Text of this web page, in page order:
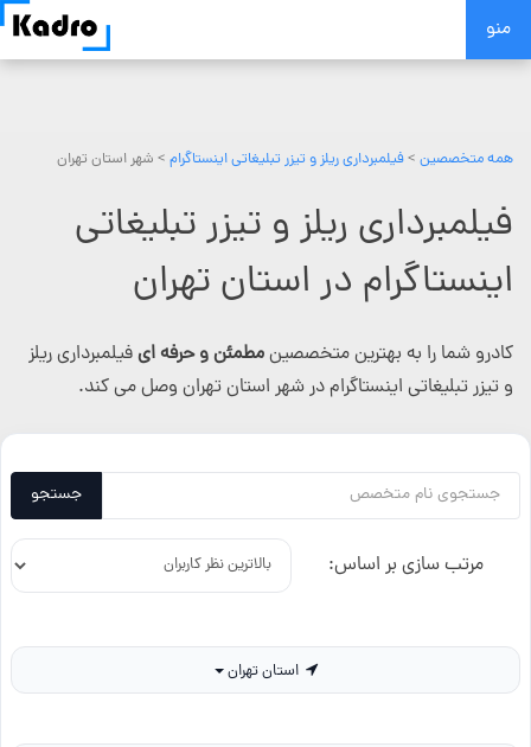
Skip
منو
همه متخصصین >فیلمبرداری ریلز و تیزر تبلیغاتی اینستاگرام > شهر استان تهران
فیلمبرداری ریلز و تیزر تبلیغاتی
اینستاگرام در استان تهران
کادرو شما را به بهترین متخصصینمطمئن و حرفه ایفیلمبرداری ریلز
و تیزر تبلیغاتی اینستاگرام در شهر استان تهران وصل می کند.
جستجو
مرتب سازی بر اساس:
استان تهران